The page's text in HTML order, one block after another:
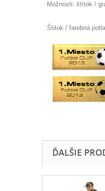
Možnosti: štítok /
Štitok / farebná
ĎALŠIE